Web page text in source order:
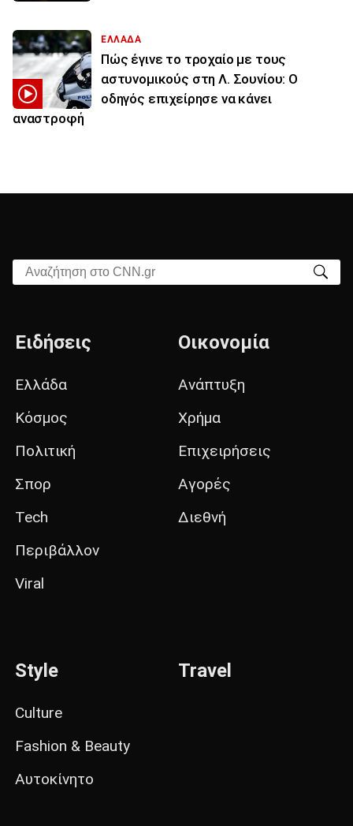
ΕΛΛΑΔΑ
Πώς έγινε το τροχαίο με τους
αστυνομικούς στη Λ. Σουνίου: Ο
οδηγός επιχείρησε να κάνει
αναστροφή
Αναζήτηση στο CNN.gr
Ειδήσεις
Ελλάδα
Κόσμος
Πολιτική
Σπορ
Tech
Περιβάλλον
Viral
Οικονομία
Ανάπτυξη
Χρήμα
Επιχειρήσεις
Αγορές
Διεθνή
Style
Culture
Fashion & Beauty
Αυτοκίνητο
Travel